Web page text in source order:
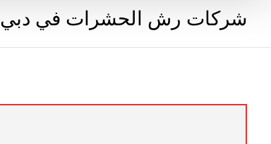
شركات رش الحشرات في دبي